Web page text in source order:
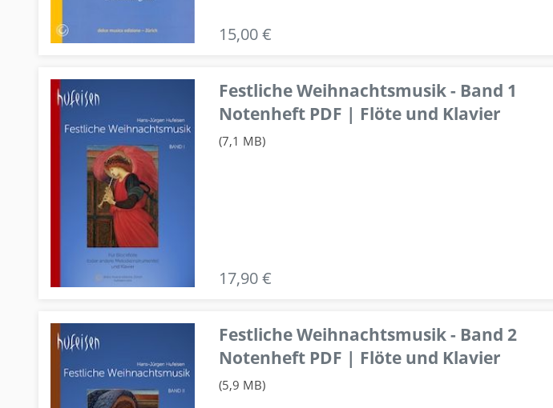
15,00 €
Festliche Weihnachtsmusik - Band 1
Notenheft PDF | Flöte und Klavier
(7,1 MB)
17,90 €
Festliche Weihnachtsmusik - Band 2
Notenheft PDF | Flöte und Klavier
(5,9 MB)